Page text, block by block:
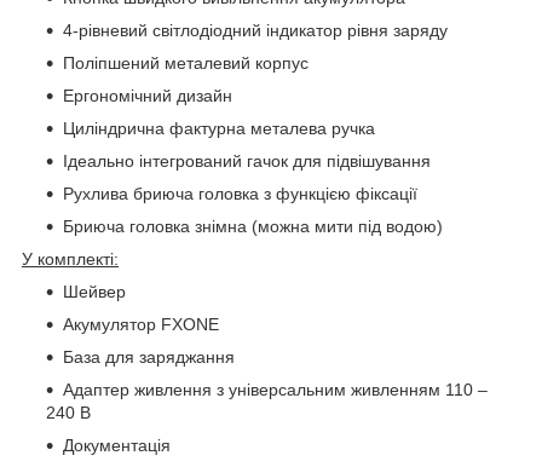
4-рівневий світлодіодний індикатор рівня заряду
Поліпшений металевий корпус
Ергономічний дизайн
Циліндрична фактурна металева ручка
Ідеально інтегрований гачок для підвішування
Рухлива бриюча головка з функцією фіксації
Бриюча головка знімна (можна мити під водою)
У комплекті:
Шейвер
Акумулятор FXONE
База для заряджання
Адаптер живлення з універсальним живленням 110 –
240 В
Документація